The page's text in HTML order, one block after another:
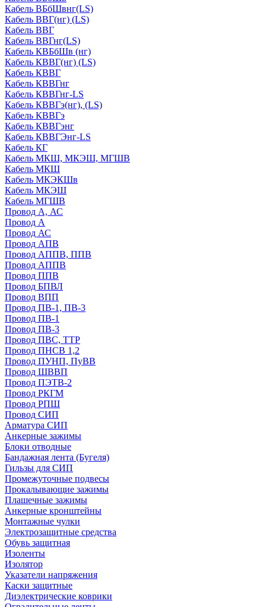
Кабель ВБбШвнг(LS)
Кабель ВВГ(нг) (LS)
Кабель ВВГ
Кабель ВВГнг(LS)
Кабель КВБбШв (нг)
Кабель КВВГ(нг) (LS)
Кабель КВВГ
Кабель КВВГнг
Кабель КВВГнг-LS
Кабель КВВГэ(нг), (LS)
Кабель КВВГэ
Кабель КВВГэнг
Кабель КВВГЭнг-LS
Кабель КГ
Кабель МКШ, МКЭШ, МГШВ
Кабель МКШ
Кабель МКЭКШв
Кабель МКЭШ
Кабель МГШВ
Провод А, АС
Провод А
Провод АС
Провод АПВ
Провод АППВ, ППВ
Провод АППВ
Провод ППВ
Провод БПВЛ
Провод ВПП
Провод ПВ-1, ПВ-3
Провод ПВ-1
Провод ПВ-3
Провод ПВС, ТТР
Провод ПНСВ 1,2
Провод ПУНП, ПуВВ
Провод ШВВП
Провод ПЭТВ-2
Провод РКГМ
Провод РПШ
Провод СИП
Арматура СИП
Анкерные зажимы
Блоки отводные
Бандажная лента (Бугеля)
Гильзы для СИП
Промежуточные подвесы
Прокалывающие зажимы
Плашечные зажимы
Анкерные кронштейны
Монтажные чулки
Электрозащитные средства
Обувь защитная
Изоленты
Изолятор
Указатели напряжения
Каски защитные
Диэлектрические коврики